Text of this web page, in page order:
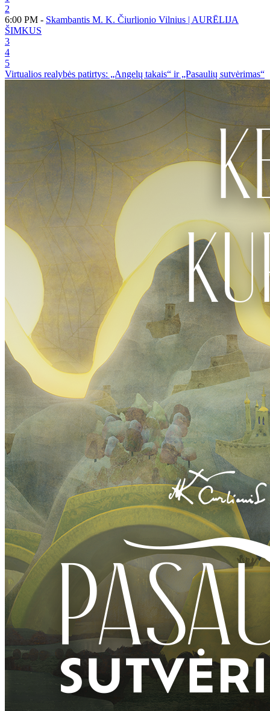
2
6:00 PM - Skambantis M. K. Čiurlionio Vilnius | AURĒLIJA
ŠIMKUS
3
4
5
Virtualios realybės patirtys: „Angelų takais“ ir „Pasaulių sutvėrimas“